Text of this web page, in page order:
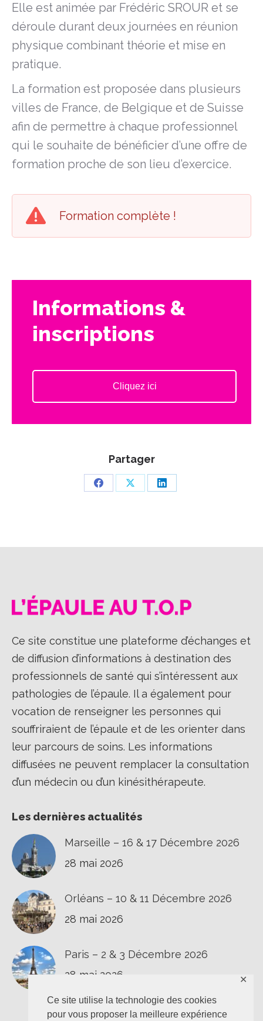
Ce site utilise la technologie des cookies
pour vous proposer la meilleure expérience
✕
Elle est animée par Frédéric SROUR et se
déroule durant deux journées en réunion
physique combinant théorie et mise en
pratique.
La formation est proposée dans plusieurs
villes de France, de Belgique et de Suisse
afin de permettre à chaque professionnel
qui le souhaite de bénéficier d’une offre de
formation proche de son lieu d’exercice.
Formation complète !
Informations &
inscriptions
Cliquez ici
Partager
PartagerPartagerPartager
Ce site constitue une plateforme d’échanges et
de diffusion d’informations à destination des
professionnels de santé qui s’intéressent aux
pathologies de l’épaule. Il a également pour
vocation de renseigner les personnes qui
souffriraient de l’épaule et de les orienter dans
leur parcours de soins. Les informations
diffusées ne peuvent remplacer la consultation
d’un médecin ou d’un kinésithérapeute.
Les dernières actualités
Marseille – 16 & 17 Décembre 2026
28 mai 2026
Orléans – 10 & 11 Décembre 2026
28 mai 2026
Paris – 2 & 3 Décembre 2026
28 mai 2026